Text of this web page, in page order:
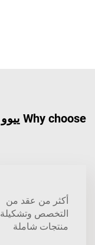
Why choose ييوو شاينبارتي مدفع تلوين بنفسجي?
أكثر من عقد من
التخصص وتشكيلة
منتجات شاملة